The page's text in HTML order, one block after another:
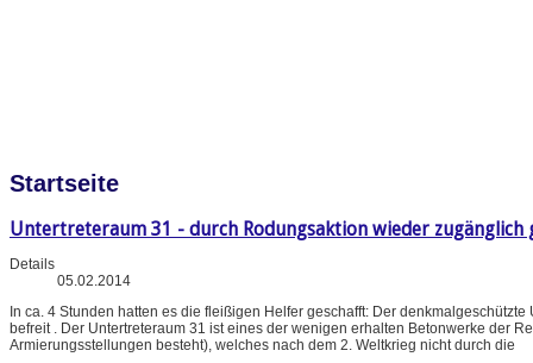
Startseite
Untertreteraum 31 - durch Rodungsaktion wieder zugänglich
Details
05.02.2014
In ca. 4 Stunden hatten es die fleißigen Helfer geschafft: Der
befreit . Der Untertreteraum 31 ist eines der wenigen erhalten Betonwerke der
Armierungsstellungen besteht), welches nach dem 2. Weltkrieg nicht durch die